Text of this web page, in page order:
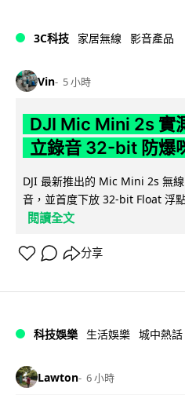
3C科技 家居無線 影音產品
Vin 5 小時
DJI Mic Mini 2s 實
立錄音 32-bit 防爆
DJI 最新推出的 Mic Mini 2s 無
音，並首度下放 32-bit Float 浮
閱讀全文
分享
科技娛樂 生活娛樂 城中熱話
Lawton 6 小時